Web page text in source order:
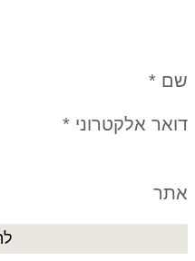
שם *
דואר אלקטרוני *
אתר